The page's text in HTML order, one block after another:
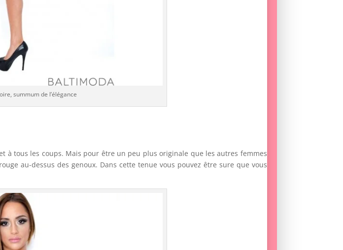
summum de l’élégance
à tous les coups. Mais pour être un peu plus originale que les autres femmes
au-dessus des genoux. Dans cette tenue vous pouvez être sure que vous